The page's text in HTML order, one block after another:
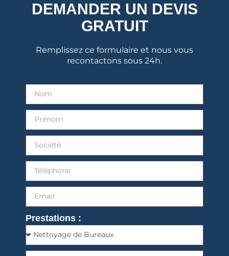
DEMANDER UN DEVIS
GRATUIT
Remplissez ce formulaire et nous vous
recontactons sous 24h.
Prestations :